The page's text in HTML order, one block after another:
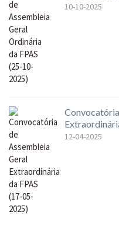
10-10-2025
12-04-2025